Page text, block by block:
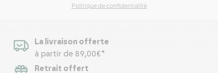
Politique de confidentialité
La livraison offerte
à partir de 89,00€*
Retrait offert